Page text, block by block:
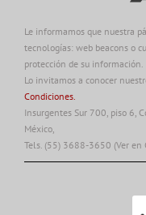
Le informamos que nuestra
tecnologías: web beacons o
protección de su información.
Lo invitamos a conocer
Condiciones.
Insurgentes Sur 700, piso 6,
México,
Tels. (55) 3688-3650 (Ver en